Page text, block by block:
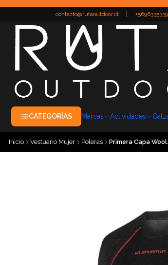
contacto@rutaoutdoor.cl
CATEGORÍAS Marcas Actividades
Inicio Vestuario Mujer Poleras Primera Capa